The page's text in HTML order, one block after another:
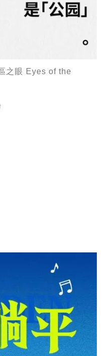
之眼 Eyes of the